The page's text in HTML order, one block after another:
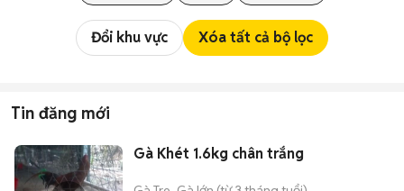
Đổi khu vực Xóa tất cả bộ lọc
Tin đăng mới
Gà Khét 1.6kg chân trắng